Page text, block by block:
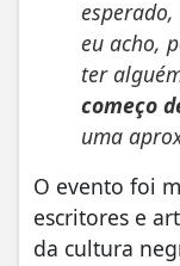
eu acho,
ter
começo
uma
O evento foi
escritores e
da cultura